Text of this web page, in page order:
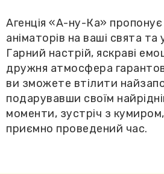
Агенція «А-ну-Ка»
аніматорів на ваші свята та
Гарний настрій, яскраві
дружня атмосфера
ви зможете втілити
подарувавши своїм
моменти, зустріч з
приємно проведений час.